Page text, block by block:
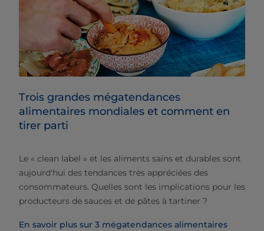
Trois grandes mégatendances
alimentaires mondiales et comment en
tirer parti
Le « clean label » et les aliments sains et durables sont
aujourd'hui des tendances très appréciées des
consommateurs. Quelles sont les implications pour les
producteurs de sauces et de pâtes à tartiner ?
En savoir plus sur 3 mégatendances alimentaires